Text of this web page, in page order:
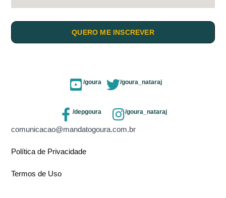
QUERO ME INSCREVER
/goura /goura_nataraj
/depgoura /goura_nataraj
comunicacao@mandatogoura.com.br
Política de Privacidade
Termos de Uso